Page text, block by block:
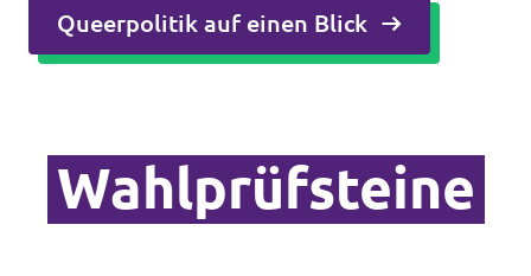
Queerpolitik auf einen Blick
Wahlprüfsteine